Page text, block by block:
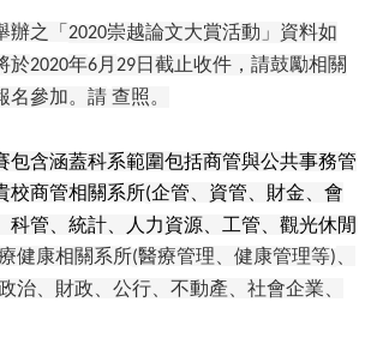
辦之「 2020崇越論文大賞活動」資料如
於2020年6月 29日截止收件，請鼓勵相關
名參加。請 查照。
包含涵蓋科系範圍包括商管與公共事務管
校商管相關系所(企管、資管、財金、會
科管、統計、人力資源、工管、觀光休閒
療健康相關系所(醫療管理、健康管理等)
治、財政、公行、不動產、社會企業、